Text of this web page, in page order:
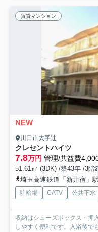
賃貸マンション
NEW
川口市大字辻
クレセントハイツ
7.8万円 管理/共益費
51.61㎡ (3DK) /築43年 /3階
埼玉高速鉄道「新井宿」
駐輪場 CATV 公共下水
収納はシューズボックス・押
しやすく便利です。入浴後で